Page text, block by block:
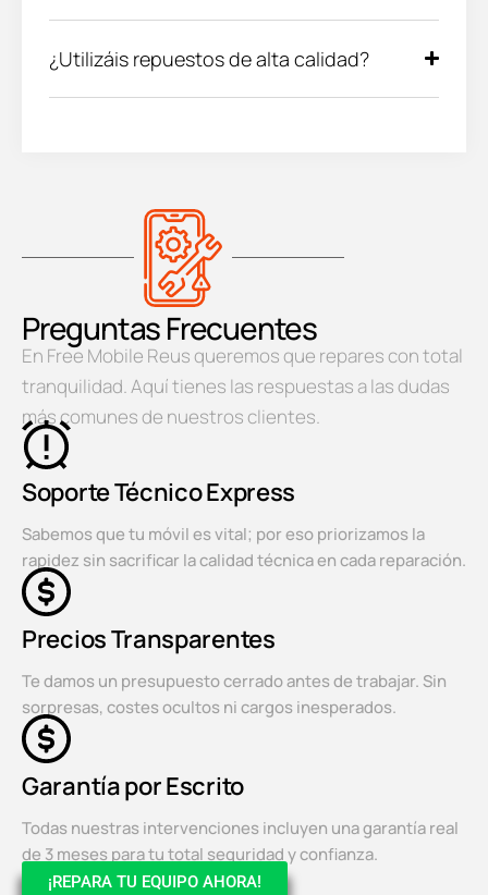
¿Utilizáis repuestos de alta calidad?
Preguntas Frecuentes
En Free Mobile Reus queremos que repares con total
tranquilidad. Aquí tienes las respuestas a las dudas
más comunes de nuestros clientes.
Soporte Técnico Express
Sabemos que tu móvil es vital; por eso priorizamos la
rapidez sin sacrificar la calidad técnica en cada reparación.
Precios Transparentes
Te damos un presupuesto cerrado antes de trabajar. Sin
sorpresas, costes ocultos ni cargos inesperados.
Garantía por Escrito
Todas nuestras intervenciones incluyen una garantía real
de 3 meses para tu total seguridad y confianza.
¡REPARA TU EQUIPO AHORA!